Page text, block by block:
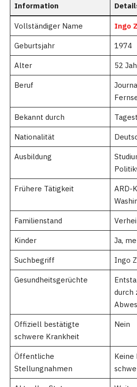
Information
Vollständiger Name Ingo
Geburtsjahr 1974
Alter 52
Beruf
Bekannt durch
Nationalität
Ausbildung
Frühere Tätigkeit
ARD-
Familienstand
Kinder Ja,
Suchbegriff Ingo
Gesundheitsgerüchte
durch
Offiziell bestätigte
schwere Krankheit
Nein
Öffentliche
Stellungnahmen
Keine